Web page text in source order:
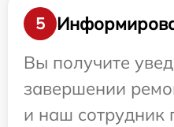
5
Вы получите
завершении
и наш сотрудник